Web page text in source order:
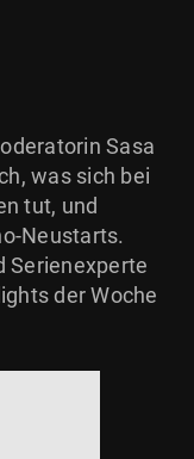
Sasa
was sich bei
tut, und
Neustarts.
Serienexperte
der Woche